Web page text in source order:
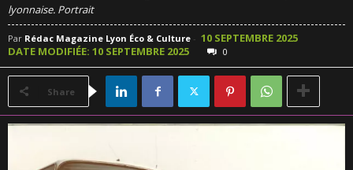
lyonnaise. Portrait
Par Rédac Magazine Lyon Éco & Culture - 10 SEPTEMBRE 2025
DATE MODIFIÉE: 10 SEPTEMBRE 2025
0
Share